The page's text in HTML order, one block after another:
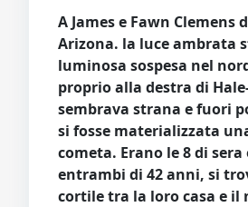
A James e Fawn Clemens
Arizona. la luce ambrata
luminosa sospesa nel
proprio alla destra di
sembrava strana e fuori
si fosse materializzata
cometa. Erano le 8 di sera
entrambi di 42 anni, si
cortile tra la loro casa e il